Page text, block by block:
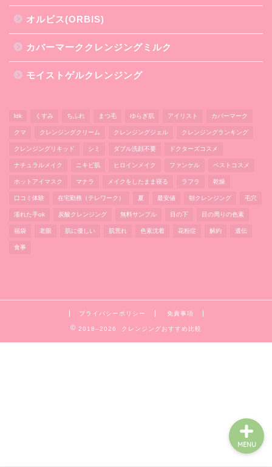
オルビス(ORBIS)
カバーマーククレンジングミルク
モイストゲルクレンジング
ldk くすみ ちふれ まつ毛 ゆらぎ肌 アイリスト カバーマーク
クマ クレンジングクリーム クレンジングジェル クレンジングランキング
クレンジングリキッド シミ ダブル洗顔不要 ドクターズコスメ
ナチュラルメイク ニキビ肌 ヒロインメイク ファンケル ベストコスメ
ホットアイマスク マナラ メイクをしたまま寝る ラフラ 乾燥
口コミ体験 在宅勤務（テレワーク） 夏 最安値 朝クレンジング 毛穴
濡れた手ok 炭酸クレンジング 無料サンプル 目の下 目の周りの色素
福袋 老眼 肌に優しい 肌荒れ 色素沈着 花粉症 解約 遺伝
食事
プライバシーポリシー 免責事項
2018–2026 クレンジングおすすめ比較
MENU
お試しトライアルセット
肌(クレンジング)悩み